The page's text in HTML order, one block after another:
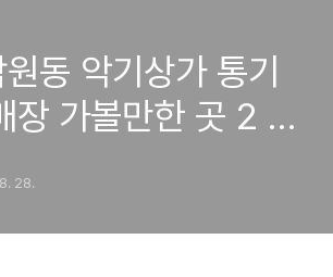
동 악기상가 통기
장 가볼만한 곳 2 총
28.